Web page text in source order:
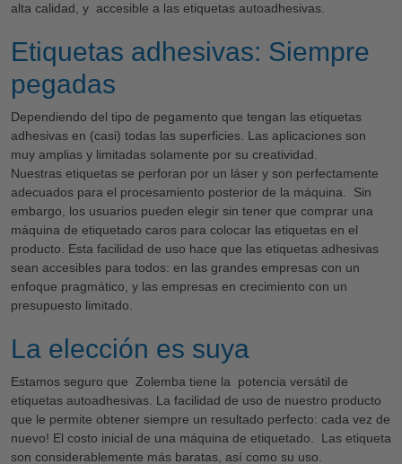
alta calidad, y accesible a las etiquetas autoadhesivas.
Etiquetas adhesivas: Siempre
pegadas
Dependiendo del tipo de pegamento que tengan las etiquetas
adhesivas en (casi) todas las superficies. Las aplicaciones son
muy amplias y limitadas solamente por su creatividad.
Nuestras etiquetas se perforan por un láser y son perfectamente
adecuados para el procesamiento posterior de la máquina. Sin
embargo, los usuarios pueden elegir sin tener que comprar una
máquina de etiquetado caros para colocar las etiquetas en el
producto. Esta facilidad de uso hace que las etiquetas adhesivas
sean accesibles para todos: en las grandes empresas con un
enfoque pragmático, y las empresas en crecimiento con un
presupuesto limitado.
La elección es suya
Estamos seguro que Zolemba tiene la potencia versátil de
etiquetas autoadhesivas. La facilidad de uso de nuestro producto
que le permite obtener siempre un resultado perfecto: cada vez de
nuevo! El costo inicial de una máquina de etiquetado. Las etiqueta
son considerablemente más baratas, así como su uso.